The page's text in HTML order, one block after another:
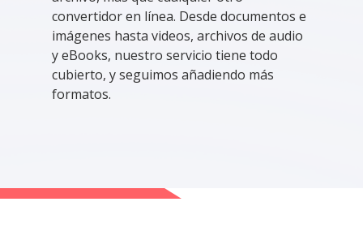
convertidor en línea. Desde documentos e
imágenes hasta videos, archivos de audio
y eBooks, nuestro servicio tiene todo
cubierto, y seguimos añadiendo más
formatos.